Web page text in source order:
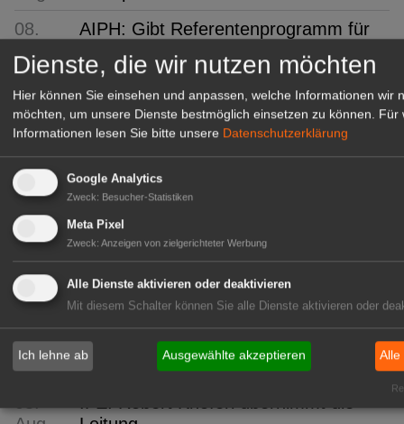
08.
Aug
AIPH: Gibt Referentenprogramm für
Kongress bekannt
08.
Aug
Wer Nachwuchs will, muss sich
zeigen: Martens begeistert 2.000
Besucher
08.
Aug
überraschend robust
08.
Aug
FDF-Bundesverband:
Kommissarisches Leitungsteam
08.
Aug
"1000 gute Gründe": Ein Hauch von
Provence
08.
Aug
Ökokiste e.V.: 30 Jahre Bio ohne
Umwege
Dienste, die wir nutzen möchten
Hier können Sie einsehen und anpassen, welche Informationen wir
möchten, um unsere Dienste bestmöglich einsetzen zu können. Für
Informationen lesen Sie bitte unsere Datenschutzerklärung
Google Analytics
Zweck: Besucher-Statistiken
Meta Pixel
Zweck: Anzeigen von zielgerichteter Werbung
Alle Dienste aktivieren oder deaktivieren
Mit diesem Schalter können Sie alle Dienste aktivieren oder
Ich lehne ab Ausgewählte akzeptieren Alle